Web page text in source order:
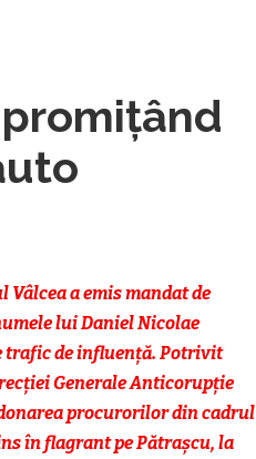
Vâlcea a emis mandat de
lui Daniel Nicolae
trafic de influență. Potrivit
Generale Anticorupție
procurorilor din cadrul
în flagrant pe Pătrașcu, la